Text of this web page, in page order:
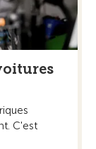
C'est